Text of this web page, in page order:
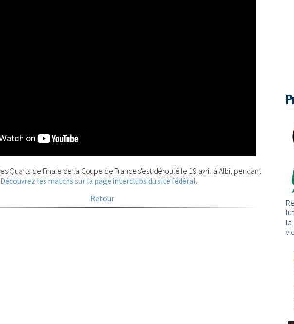
Quarts de Finale de la Coupe de France s'est déroulé le 19 avril à Albi, pendant
Découvrez les matchs sur la page interclubs du site fédéral.
Retour